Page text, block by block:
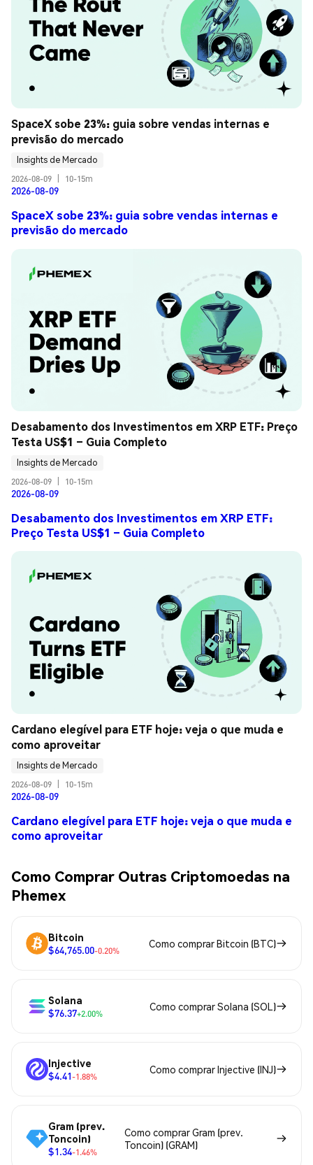
SpaceX sobe 23%: guia sobre vendas internas e
previsão do mercado
Insights de Mercado
2026-08-09
10-15m
2026-08-09
SpaceX sobe 23%: guia sobre vendas internas e
previsão do mercado
Desabamento dos Investimentos em XRP ETF: Preço
Testa US$1 – Guia Completo
Insights de Mercado
2026-08-09
10-15m
2026-08-09
Desabamento dos Investimentos em XRP ETF:
Preço Testa US$1 – Guia Completo
Cardano elegível para ETF hoje: veja o que muda e
como aproveitar
Insights de Mercado
2026-08-09
10-15m
2026-08-09
Cardano elegível para ETF hoje: veja o que muda e
como aproveitar
Como Comprar Outras Criptomoedas na
Phemex
Bitcoin
$64,765.00-0.20%
Como comprar Bitcoin (BTC)
Solana
$76.37+2.00%
Como comprar Solana (SOL)
Injective
$4.41-1.88%
Como comprar Injective (INJ)
Gram (prev.
Toncoin)
$1.34-1.46%
Como comprar Gram (prev.
Toncoin) (GRAM)